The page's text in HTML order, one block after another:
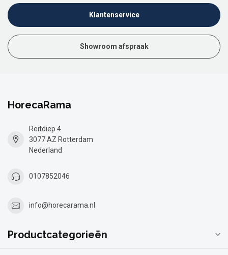
Klantenservice
Showroom afspraak
HorecaRama
Reitdiep 4
3077 AZ Rotterdam
Nederland
0107852046
info@horecarama.nl
Productcategorieën